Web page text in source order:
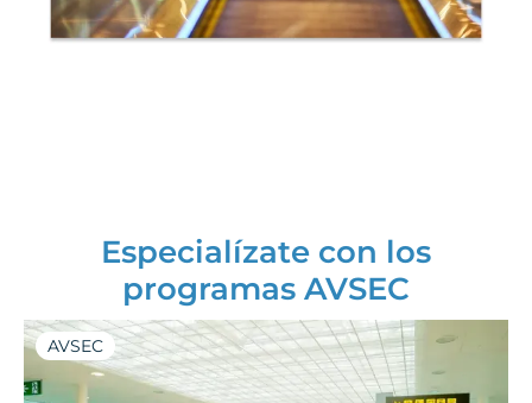
Especialízate con los
programas AVSEC
AVSEC